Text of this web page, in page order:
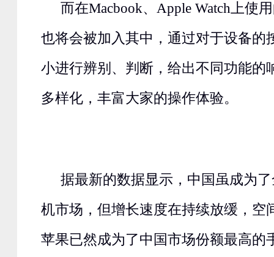
而在Macbook、Apple Watch上使
也将会被加入其中，通过对于设备的
小进行辨别、判断，给出不同功能的
多样化，丰富大家的操作体验。
据最新的数据显示，中国虽成为
机市场，但增长速度在持续放缓，空
苹果已然成为了中国市场份额最高的